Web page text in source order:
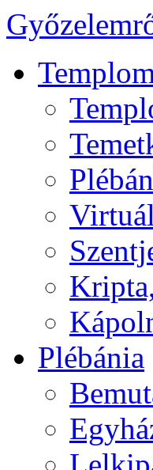
Plébánia